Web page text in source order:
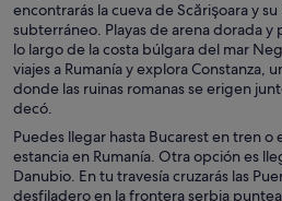
encontrarás la cueva de Scărişoara y
subterráneo. Playas de arena dorada y
lo largo de la costa búlgara del mar
viajes a Rumanía y explora Constanza,
donde las ruinas romanas se erigen
decó.
Puedes llegar hasta Bucarest en tren o
estancia en Rumanía. Otra opción es
Danubio. En tu travesía cruzarás las
desfiladero en la frontera serbia